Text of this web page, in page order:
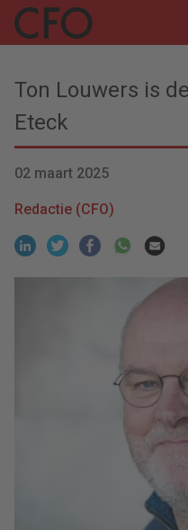
Ton Louwers is
Eteck
02 maart 2025
Redactie (CFO)